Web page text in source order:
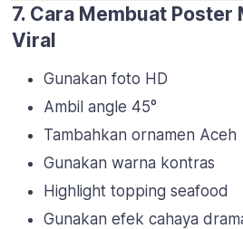
7. Cara Membuat Poster
Viral
Gunakan foto HD
Ambil angle 45°
Tambahkan ornamen Aceh
Gunakan warna kontras
Highlight topping seafood
Gunakan efek cahaya